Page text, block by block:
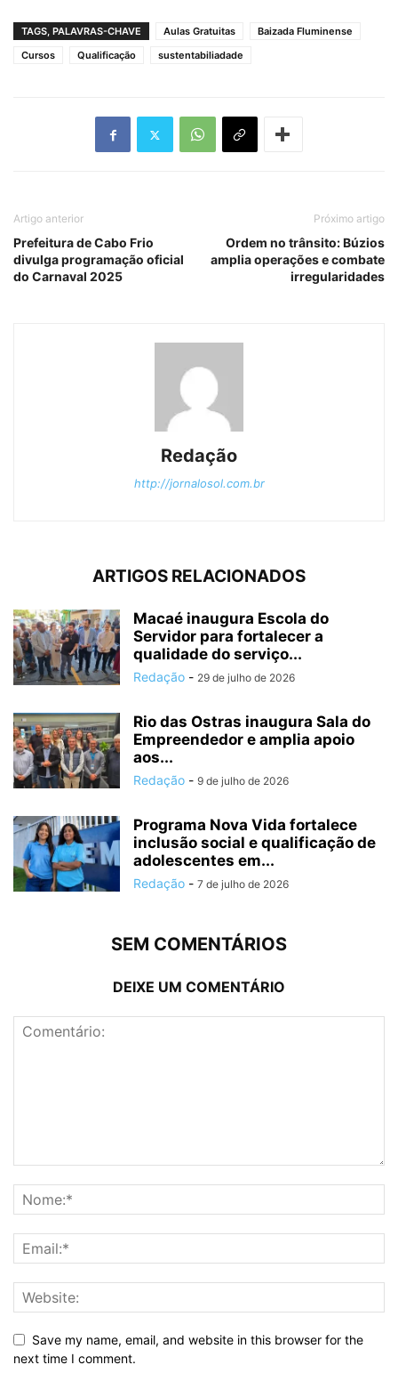
TAGS, PALAVRAS-CHAVE Aulas Gratuitas
Baizada Fluminense
Cursos
Qualificação sustentabiliadade
Artigo anterior
Prefeitura de Cabo Frio
divulga programação oficial
do Carnaval 2025
Próximo artigo
Ordem no trânsito: Búzios
amplia operações e combate
irregularidades
Redação
http://jornalosol.com.br
ARTIGOS RELACIONADOS
Macaé inaugura Escola do
Servidor para fortalecer a
qualidade do serviço...
Redação - 29 de julho de 2026
Rio das Ostras inaugura Sala do
Empreendedor e amplia apoio
aos...
Redação - 9 de julho de 2026
Programa Nova Vida fortalece
inclusão social e qualificação de
adolescentes em...
Redação - 7 de julho de 2026
SEM COMENTÁRIOS
DEIXE UM COMENTÁRIO
Save my name, email, and website in this browser for the
next time I comment.